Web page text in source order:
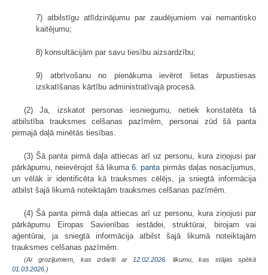
7) atbilstīgu atlīdzinājumu par zaudējumiem vai nemantisko
kaitējumu;
8) konsultācijām par savu tiesību aizsardzību;
9) atbrīvošanu no pienākuma ievērot lietas ārpustiesas
izskatīšanas kārtību administratīvajā procesā.
(2) Ja, izskatot personas iesniegumu, netiek konstatēta tā
atbilstība trauksmes celšanas pazīmēm, personai zūd šā panta
pirmajā daļā minētās tiesības.
(3) Šā panta pirmā daļa attiecas arī uz personu, kura ziņojusi par
pārkāpumu, neievērojot šā likuma 6. pantapirmās daļas nosacījumus,
un vēlāk ir identificēta kā trauksmes cēlējs, ja sniegtā informācija
atbilst šajā likumā noteiktajām trauksmes celšanas pazīmēm.
(4) Šā panta pirmā daļa attiecas arī uz personu, kura ziņojusi par
pārkāpumu Eiropas Savienības iestādei, struktūrai, birojam vai
aģentūrai, ja sniegtā informācija atbilst šajā likumā noteiktajām
trauksmes celšanas pazīmēm.
(Ar grozījumiem, kas izdarīti ar 12.02.2026 . likumu, kas stājas spēkā
01.03.2026. )